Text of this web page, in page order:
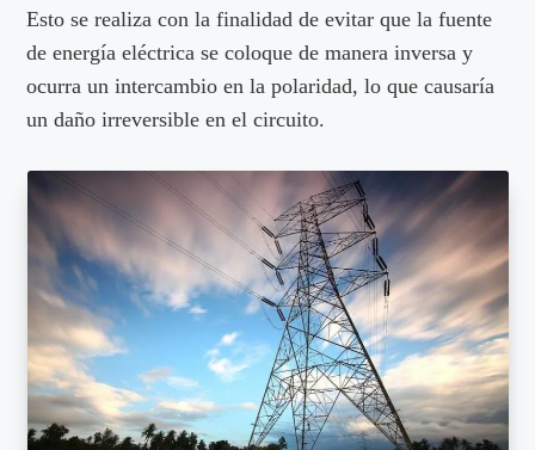
Esto se realiza con la finalidad de evitar que la fuente
de energía eléctrica se coloque de manera inversa y
ocurra un intercambio en la polaridad, lo que causaría
un daño irreversible en el circuito.